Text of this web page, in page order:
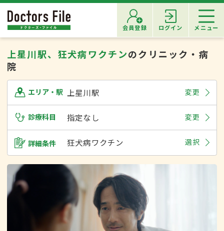
会員登録 ログイン メニュー
上星川駅、狂犬病ワクチンのクリニック・病
院
エリア・駅 上星川駅 変更
診療科目 指定なし 変更
詳細条件 狂犬病ワクチン 選択